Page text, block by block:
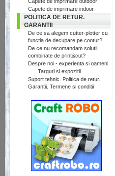
Capete de imprimare indoor
POLITICA DE RETUR.
GARANTII
De ce sa alegem cutter-plotter cu
functia de decupare pe contur?
De ce nu recomandam solutii
combinate de print&cut?
Despre noi - experienta si oameni
Targuri si expozitii
Suport tehnic. Politica de retur.
Garantii. Termene si conditii